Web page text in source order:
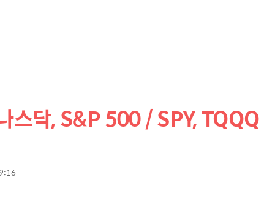
스닥, S&P 500 / SPY, TQQQ